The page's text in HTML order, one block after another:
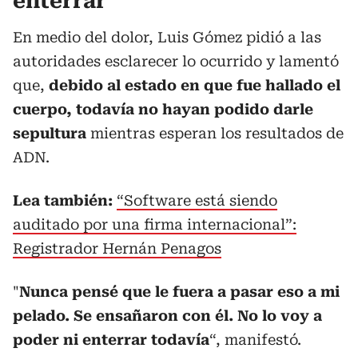
En medio del dolor, Luis Gómez pidió a las
autoridades esclarecer lo ocurrido y lamentó
que, debido al estado en que fue hallado el
cuerpo, todavía no hayan podido darle
sepultura mientras esperan los resultados de
ADN.
Lea también: “Software está siendo
auditado por una firma internacional”:
Registrador Hernán Penagos
"Nunca pensé que le fuera a pasar eso a mi
pelado. Se ensañaron con él. No lo voy a
poder ni enterrar todavía“, manifestó.